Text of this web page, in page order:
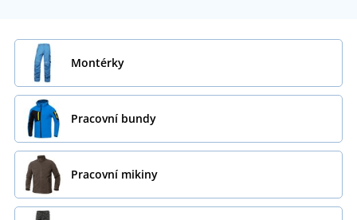
Montérky
Pracovní bundy
Pracovní mikiny